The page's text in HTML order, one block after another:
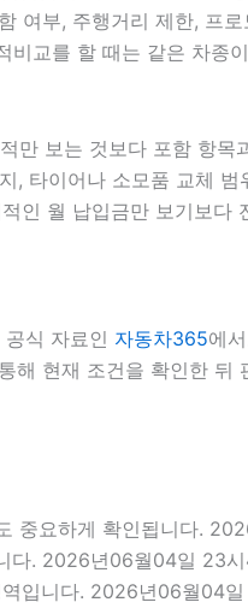
여부, 주행거리 제한, 프
교를 할 때는 같은 차
만 보는 것보다 포함 항
, 타이어나 소모품 교체
인 월 납입금만 보기보
식 자료인 자동차365에
해 현재 조건을 확인한
중요하게 확인됩니다.
. 2026년06월04일 23
입니다. 2026년06월04